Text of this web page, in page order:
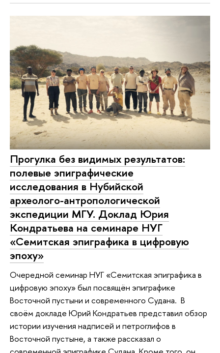
Прогулка без видимых результатов:
полевые эпиграфические
исследования в Нубийской
археолого-антропологической
экспедиции МГУ. Доклад Юрия
Кондратьева на семинаре НУГ
«Семитская эпиграфика в цифровую
эпоху»
Очередной семинар НУГ «Семитская эпиграфика в
цифровую эпоху» был посвящён эпиграфике
Восточной пустыни и современного Судана. В
своём докладе Юрий Кондратьев представил обзор
истории изучения надписей и петроглифов в
Восточной пустыне, а также рассказал о